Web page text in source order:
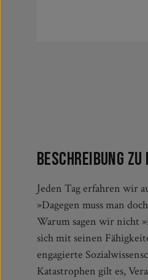
Beschreibung
Jeden Tag erfahren wir
»Dagegen muss man
Warum sagen wir nicht
sich mit seinen
engagierte
Katastrophen gilt es,
gefragt! Es ist irrelevant,
bzw. Pessimisten
voller wird. Wenn wir es
wie den Fall der
schöpfen, uns aus der